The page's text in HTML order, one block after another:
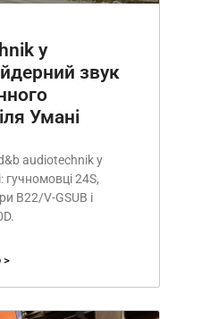
у
звук
Умані
audiotechnik у
гучномовці 24S,
B22/V-GSUB і